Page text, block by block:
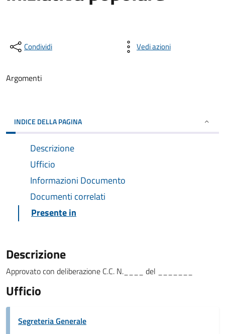
Condividi Vedi azioni
Argomenti
INDICE DELLA PAGINA
Descrizione
Ufficio
Informazioni Documento
Documenti correlati
Presente in
Descrizione
Approvato con deliberazione C.C. N.____ del _______
Ufficio
Segreteria Generale